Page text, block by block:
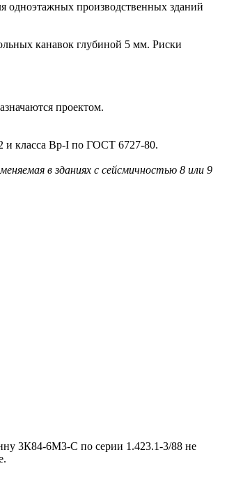
производственных зданий
канавок глубиной 5 мм. Риски
проектом.
и класса Вр-I по ГОСТ 6727-80.
в зданиях с сейсмичностью 8 или 9
3К84-6М3-С по серии 1.423.1-3/88 не